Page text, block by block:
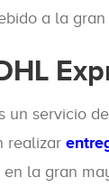
a la
un servicio de
realizar
en la gran